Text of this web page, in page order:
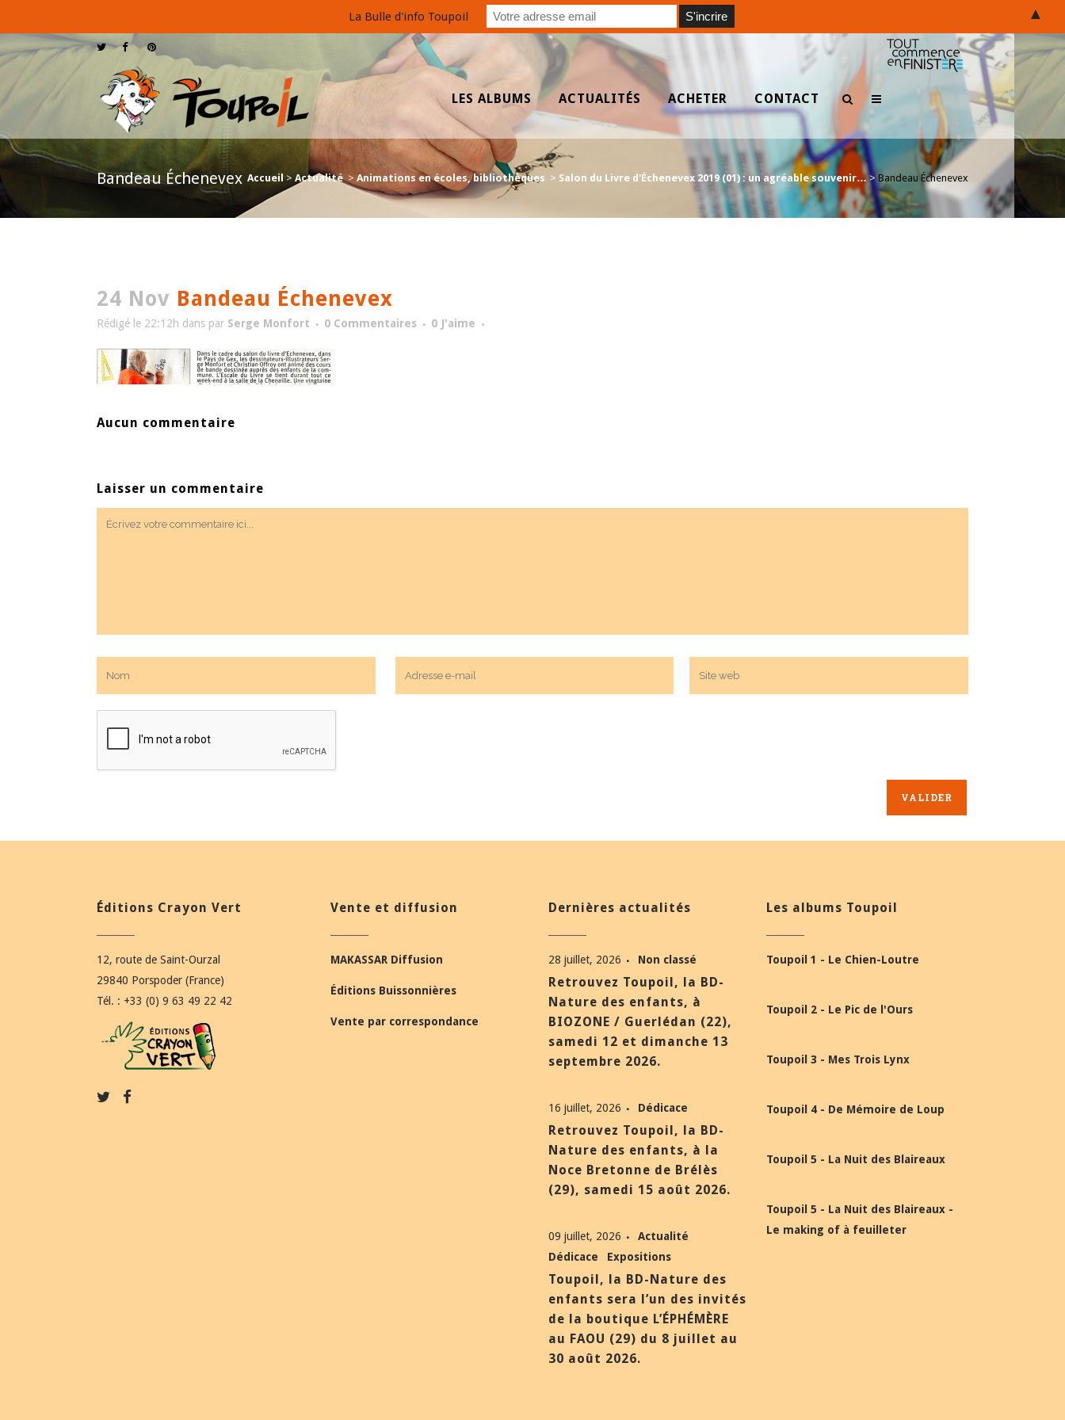
LES ALBUMS ACTUALITÉS ACHETER CONTACT
Bandeau Échenevex Accueil> Actualité > Animations en écoles, bibliothèques > Salon du Livre d'Échenevex 2019 (01) : un agréable souvenir…> Bandeau Échenevex
24 Nov Bandeau Échenevex
Rédigé le 22:12h dans par Serge Monfort 0 Commentaires 0 J'aime
Aucun commentaire
Laisser un commentaire
Éditions Crayon Vert
12, route de Saint-Ourzal
29840 Porspoder (France)
Tél. : +33 (0) 9 63 49 22 42
Vente et diffusion
MAKASSAR Diffusion
Éditions Buissonnières
Vente par correspondance
Dernières actualités
28 juillet, 2026 Non classé
Retrouvez Toupoil, la BD-
Nature des enfants, à
BIOZONE / Guerlédan (22),
samedi 12 et dimanche 13
septembre 2026.
16 juillet, 2026 Dédicace
Retrouvez Toupoil, la BD-
Nature des enfants, à la
Noce Bretonne de Brélès
(29), samedi 15 août 2026.
09 juillet, 2026
Actualité
Dédicace
Expositions
Toupoil, la BD-Nature des
enfants sera l’un des invités
de la boutique L’ÉPHÉMÈRE
au FAOU (29) du 8 juillet au
30 août 2026.
Les albums Toupoil
Toupoil 1 - Le Chien-Loutre
Toupoil 2 - Le Pic de l'Ours
Toupoil 3 - Mes Trois Lynx
Toupoil 4 - De Mémoire de Loup
Toupoil 5 - La Nuit des Blaireaux
Toupoil 5 - La Nuit des Blaireaux -
Le making of à feuilleter
La Bulle d'info Toupoil ▲